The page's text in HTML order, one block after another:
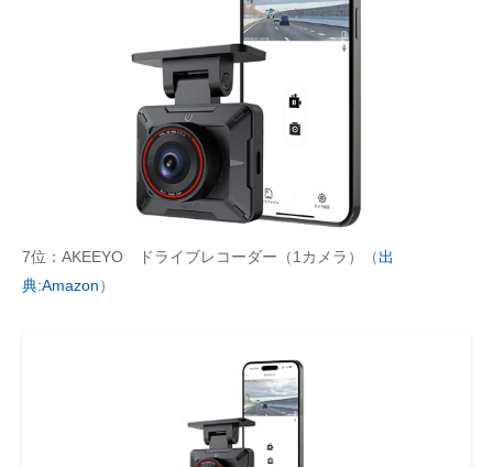
7位：AKEEYO ドライブレコーダー（1カメラ）（出
典:Amazon）